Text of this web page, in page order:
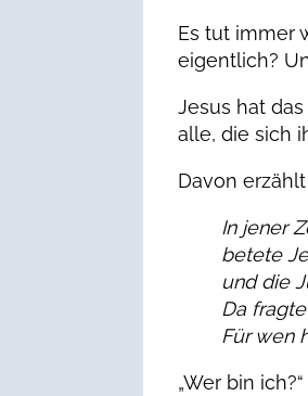
Es tut immer
eigentlich?
Jesus hat
alle, die sich
Davon
In jener
betete
und die
Da
Für wen
„Wer bin